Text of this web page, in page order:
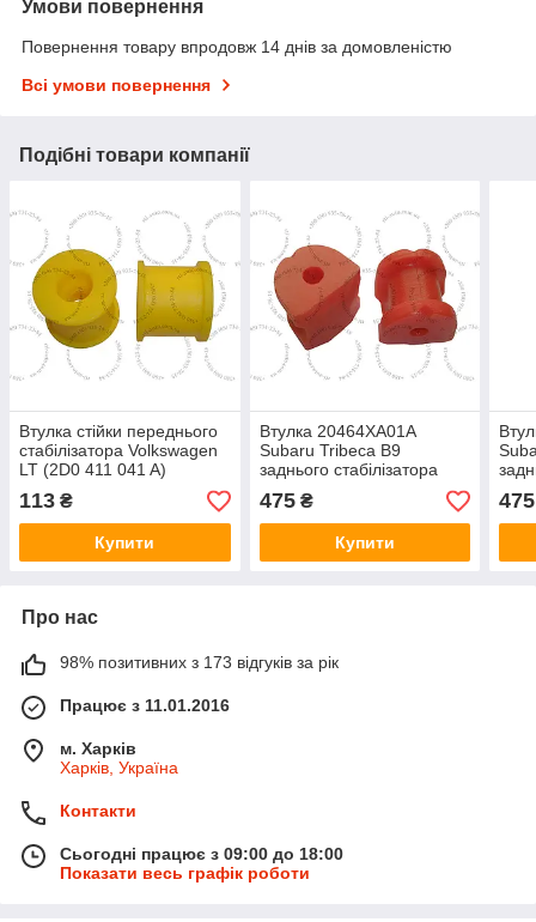
Умови повернення
Повернення товару впродовж 14 днів за домовленістю
Всі умови повернення
Подібні товари компанії
Втулка стійки переднього
стабілізатора Volkswagen
LT (2D0 411 041 A)
113 ₴
Купити
Втулка 20464XA01A
Subaru Tribeca B9
заднього стабілізатора
475₴
Купити
475
Про нас
98% позитивних з 173 відгуків за рік
Працює з 11.01.2016
м. Харків
Харків, Україна
Контакти
Сьогодні працює з 09:00 до 18:00
Показати весь графік роботи